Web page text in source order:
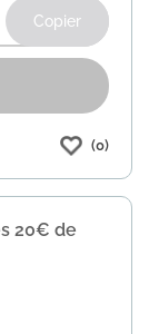
Copier
réduction
à partir
plus
(0)
20€ de